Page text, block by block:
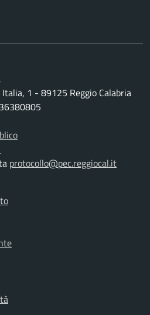
Italia, 1 - 89125 Reggio Calabria
protocollo@pec.reggiocal.it